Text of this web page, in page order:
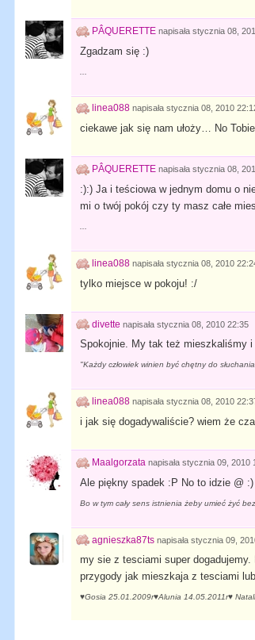
PÂQUERETTE napisała stycznia 08,
Zgadzam się :)
linea088 napisała stycznia 08, 2010
ciekawe jak się nam ułoży… No
PÂQUERETTE napisała stycznia 08,
:):) Ja i teściowa w jednym domu o
mi o twój pokój czy ty masz całe
linea088 napisała stycznia 08, 2010
tylko miejsce w pokoju! :/
divette napisała stycznia 08, 2010 22:35
Spokojnie. My tak też mieszkaliśmy
"Każdy człowiek winien być chętny do
linea088 napisała stycznia 08, 2010
i jak się dogadywaliście? wiem że
Maalgorzata napisała stycznia 09, 2010
Ale piękny spadek :P No to idzie @ :)
Bo w tym cały sens istnienia żeby umieć żyć
agnieszka87ts napisała stycznia 09,
my sie z tesciami super dogadujemy.
przygody jak mieszkaja z tesciami
♥Gosia 25.01.2009r♥Alunia 14.05.2011r♥